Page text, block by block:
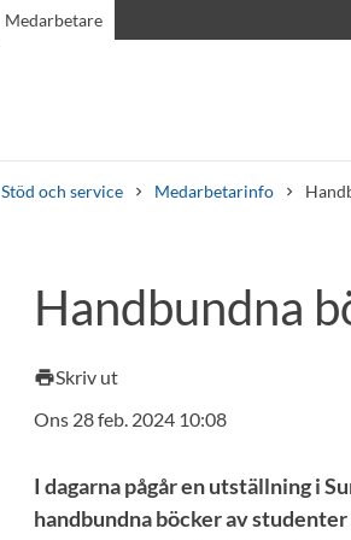
Medarbetare
Stöd och service Medarbetarinfo
Kursplaner VälkomstbrevPersonal
Handbundna
printSkriv ut
Ons 28 feb. 2024 10:08
I dagarna pågår en utställning i
handbundna böcker av